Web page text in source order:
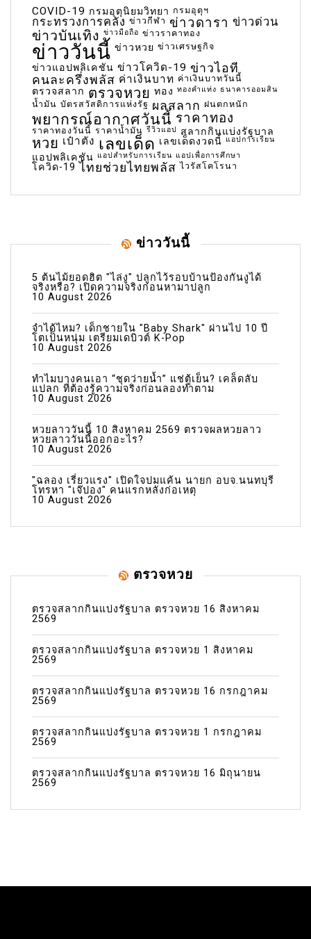
COVID-19 กรมอุตุนิยมวิทยา กรมอุตุฯ
กระทรวงการคลัง ข่าวกีฬา ข่าวดารา ข่าวด่วน
ข่าวบันเทิง ข่าวมือถือ ข่าวราคาทอง
ข่าววันนี้ ข่าวหวย ข่าวเศรษฐกิจ
ข่าวแอปพลิเคชัน ข่าวโควิด-19 ข่าวไอที
คนละครึ่งพลัส ค่าเงินบาท ค่าเงินบาทวันนี้
ตรวจสลาก ตรวจหวย ทอง ทองคำแท่ง ธนาคารออมสิน
น้ำมัน บัตรสวัสดิการแห่งรัฐ ผลสลาก ฝนตกหนัก
พยากรณ์อากาศวันนี้ ราคาทอง
ราคาทองวันนี้ ราคาน้ำมัน รีวิวแอป สลากกินแบ่งรัฐบาล
หวย เป๋าตัง เลขเด็ด เลขเด็ดงวดนี้ แอปการเรียน
แอปพลิเคชัน แอปสำหรับการเรียน แอปเพื่อการศึกษา
โควิด-19 ไทยช่วยไทยพลัส ไวรัสโคโรนา
ข่าววันนี้
5 ต้นไม้ยอดฮิต "ไล่งู" ปลูกไว้รอบบ้านป้องกันงูได้
จริงหรือ? เปิดความจริงก่อนหามาปลูก
10 August 2026
จำได้ไหม? เด็กชายใน "Baby Shark" ผ่านไป 10 ปี
โตเป็นหนุ่ม เตรียมเดบิวต์ K-Pop
10 August 2026
ทำไมบางคนเอา “ชุดว่ายน้ำ” แช่ตู้เย็น? เคล็ดลับ
แปลก ที่ต้องรู้ความจริงก่อนลองทำตาม
10 August 2026
หวยลาววันนี้ 10 สิงหาคม 2569 ตรวจผลหวยลาว
หวยลาววันนี้ออกอะไร?
10 August 2026
"ฉลอง เรี่ยวแรง" เปิดใจปมแค้น นายก อบจ.นนทบุรี
โทรหา "เจ๊ปอง" คนแรกหลังก่อเหตุ
10 August 2026
ตรวจหวย
ตรวจสลากกินแบ่งรัฐบาล ตรวจหวย 16 สิงหาคม
2569
ตรวจสลากกินแบ่งรัฐบาล ตรวจหวย 1 สิงหาคม
2569
ตรวจสลากกินแบ่งรัฐบาล ตรวจหวย 16 กรกฎาคม
2569
ตรวจสลากกินแบ่งรัฐบาล ตรวจหวย 1 กรกฎาคม
2569
ตรวจสลากกินแบ่งรัฐบาล ตรวจหวย 16 มิถุนายน
2569